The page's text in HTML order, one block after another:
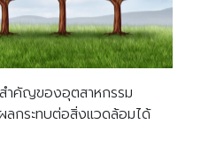
ำคัญของอุตสาหกรรม
ลกระทบต่อสิ่งแวดล้อมได้